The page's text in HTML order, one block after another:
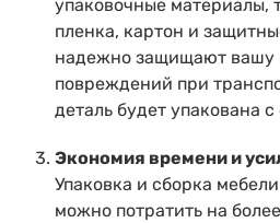
упаковочные материалы,
пленка, картон и
надежно защищают вашу
повреждений при
деталь будет упакована
Экономия времени и
Упаковка и сборка
можно потратить на